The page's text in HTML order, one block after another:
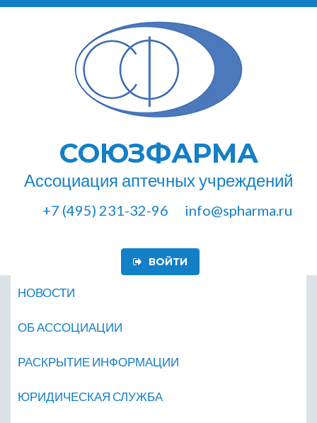
СОЮЗФАРМА
Ассоциация аптечных учреждений
+7 (495) 231-32-96 info@spharma.ru
ВОЙТИ
НОВОСТИ
ОБ АССОЦИАЦИИ
РАСКРЫТИЕ ИНФОРМАЦИИ
ЮРИДИЧЕСКАЯ СЛУЖБА